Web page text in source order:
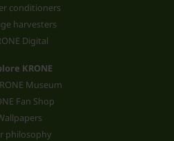
conditioners
harvesters
Digital
KRONE
Museum
Fan Shop
philosophy